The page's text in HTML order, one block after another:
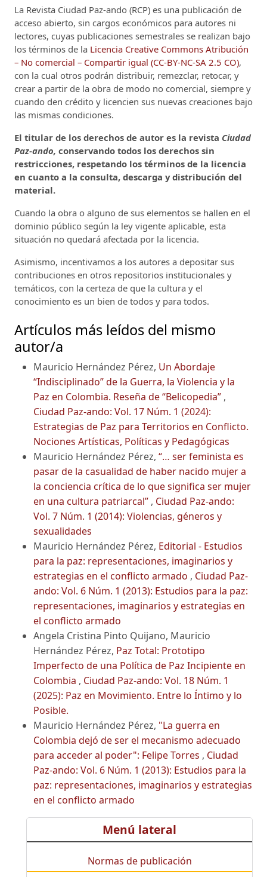
La Revista Ciudad Paz-ando (RCP) es una publicación de
acceso abierto, sin cargos económicos para autores ni
lectores, cuyas publicaciones semestrales se realizan bajo
los términos de la Licencia Creative Commons Atribución
– No comercial – Compartir igual (CC-BY-NC-SA 2.5 CO),
con la cual otros podrán distribuir, remezclar, retocar, y
crear a partir de la obra de modo no comercial, siempre y
cuando den crédito y licencien sus nuevas creaciones bajo
las mismas condiciones.
El titular de los derechos de autor es la revista Ciudad
Paz-ando, conservando todos los derechos sin
restricciones, respetando los términos de la licencia
en cuanto a la consulta, descarga y distribución del
material.
Cuando la obra o alguno de sus elementos se hallen en el
dominio público según la ley vigente aplicable, esta
situación no quedará afectada por la licencia.
Asimismo, incentivamos a los autores a depositar sus
contribuciones en otros repositorios institucionales y
temáticos, con la certeza de que la cultura y el
conocimiento es un bien de todos y para todos.
Artículos más leídos del mismo
autor/a
Mauricio Hernández Pérez, Un Abordaje
“Indisciplinado” de la Guerra, la Violencia y la
Paz en Colombia. Reseña de “Belicopedia” ,
Ciudad Paz-ando: Vol. 17 Núm. 1 (2024):
Estrategias de Paz para Territorios en Conflicto.
Nociones Artísticas, Políticas y Pedagógicas
Mauricio Hernández Pérez, “… ser feminista es
pasar de la casualidad de haber nacido mujer a
la conciencia crítica de lo que significa ser mujer
en una cultura patriarcal” , Ciudad Paz-ando:
Vol. 7 Núm. 1 (2014): Violencias, géneros y
sexualidades
Mauricio Hernández Pérez, Editorial - Estudios
para la paz: representaciones, imaginarios y
estrategias en el conflicto armado , Ciudad Paz-
ando: Vol. 6 Núm. 1 (2013): Estudios para la paz:
representaciones, imaginarios y estrategias en
el conflicto armado
Angela Cristina Pinto Quijano, Mauricio
Hernández Pérez, Paz Total: Prototipo
Imperfecto de una Política de Paz Incipiente en
Colombia , Ciudad Paz-ando: Vol. 18 Núm. 1
(2025): Paz en Movimiento. Entre lo Íntimo y lo
Posible.
Mauricio Hernández Pérez, "La guerra en
Colombia dejó de ser el mecanismo adecuado
para acceder al poder": Felipe Torres , Ciudad
Paz-ando: Vol. 6 Núm. 1 (2013): Estudios para la
paz: representaciones, imaginarios y estrategias
en el conflicto armado
Menú lateral
Normas de publicación